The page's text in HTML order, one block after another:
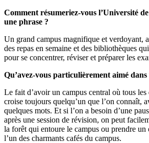
Comment résumeriez-vous l’Université
une phrase ?
Un grand campus magnifique et verdoyant,
des repas en semaine et des bibliothèques
pour se concentrer, réviser et préparer les
Qu’avez-vous particulièrement aimé dans
Le fait d’avoir un campus central où tous
croise toujours quelqu’un que l’on connaît,
quelques mots. Et si l’on a besoin d’une
après une session de révision, on peut
la forêt qui entoure le campus ou prendre un
l’un des charmants cafés du campus.